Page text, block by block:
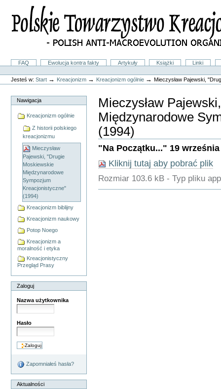
skróty
nawigacji
FAQ Ewolucja kontra fakty Artykuły Książki
Linki
Narzędzia
osobiste
Jesteś w: Start → Kreacjonizm → Kreacjonizm ogólnie →Mieczysław Pajewski,
Nawigacja
Kreacjonizm ogólnie
Z historii polskiego
kreacjonizmu
Mieczysław
Pajewski, "Drugie
Moskiewskie
Międzynarodowe
Sympozjum
Kreacjonistyczne"
(1994)
Kreacjonizm biblijny
Kreacjonizm naukowy
Potop Noego
Kreacjonizm a
moralność i etyka
Kreacjonistyczny
Przegląd Prasy
Zaloguj
Nazwa użytkownika
Hasło
Zapomniałeś hasła?
Aktualności
Mieczysław
Międzynarodowe
(1994)
"Na Początku..." 19
Kliknij tutaj aby pobrać plik
Rozmiar 103.6 kB -Typ pliku